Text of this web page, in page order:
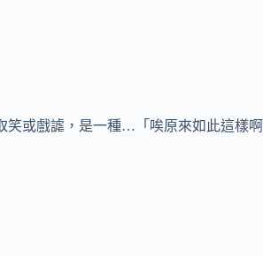
笑或戲謔，是一種…「唉原來如此這樣啊